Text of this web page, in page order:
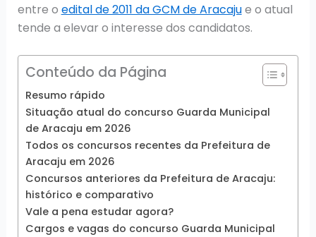
entre o edital de 2011 da GCM de Aracajue o atual
tende a elevar o interesse dos candidatos.
Conteúdo da Página
Resumo rápido
Situação atual do concurso Guarda Municipal
de Aracaju em 2026
Todos os concursos recentes da Prefeitura de
Aracaju em 2026
Concursos anteriores da Prefeitura de Aracaju:
histórico e comparativo
Vale a pena estudar agora?
Cargos e vagas do concurso Guarda Municipal